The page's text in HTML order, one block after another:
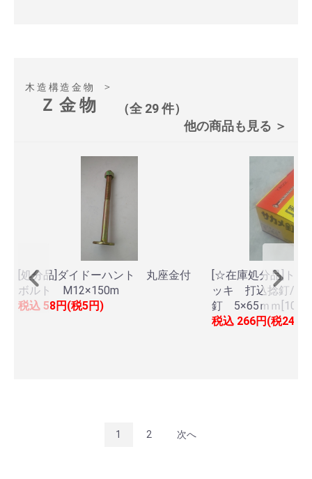
木造構造金物 ＞
Ｚ金物
（全 29 件）
他の商品も見る ＞
[処分品]ダイドーハント 丸座金付
ボルト M12×150m
税込 58円(税5円)
[☆在庫処分品]ト
ッキ 打込捻釘/羽
釘 5×65ｍｍ[100
税込 266円(税24円)
1 2 次へ